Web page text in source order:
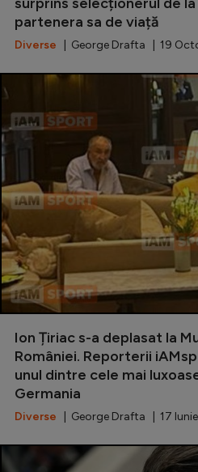
Creează cont
partenera sa de viață
Diverse | George Drafta | 19
Ion Țiriac s-a deplasat la
României. Reporterii
unul dintre cele mai
Germania
Diverse | George Drafta | 17